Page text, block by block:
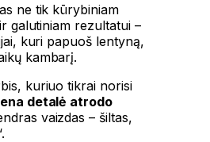
ne tik kūrybiniam
galutiniam rezultatui –
kuri papuoš lentyną,
kambarį.
kuriuo tikrai norisi
detalė atrodo
vaizdas – šiltas,